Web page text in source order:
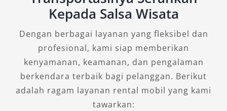
setiap detail perjalanan Anda akan terasa lebih
berkelas. Armada ini sering dipilih untuk acara
pernikahan, perjalanan wisata eksklusif, hingga
antar jemput tamu perusahaan. Pilihan ini
membuktikan bahwa rental Hiace tidak hanya
sebatas kendaraan besar, tetapi juga sarana
untuk menghadirkan kesan elegan selama di
Kepada Salsa Wisata
Dengan berbagai layanan yang fleksibel dan
profesional, kami siap memberikan
kenyamanan, keamanan, dan pengalaman
berkendara terbaik bagi pelanggan. Berikut
adalah ragam layanan rental mobil yang kami
tawarkan: